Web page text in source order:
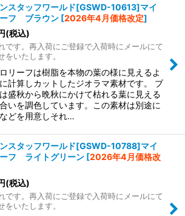
スタッフワールド[GSWD-10613]マイ
フ ブラウン [2026年4月価格改定]
(税込)
です。再入荷にご登録で入荷時にメールにて
をいたします。
リーフは樹脂を本物の葉の様に見えるよ
計算しカットしたジオラマ素材です。 ブ
盛秋から晩秋にかけて枯れる葉に見える
いを調色しています。この素材は別途に
どを用意しそれ…
スタッフワールド[GSWD-10788]マイ
フ ライトグリーン [2026年4月価格改
(税込)
です。再入荷にご登録で入荷時にメールにて
をいたします。